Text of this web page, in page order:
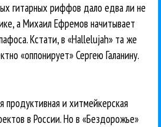
гитарных риффов дало едва ли не
а Михаил Ефремов начитывает
Кстати, в «Hallelujah» та же
«оппонирует» Сергею Галанину.
и хитмейкерская
в России. Но в «Бездорожье»